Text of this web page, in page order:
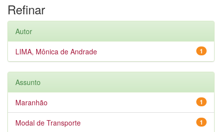
Refinar
Autor
1
LIMA, Mônica de Andrade
Assunto
1
Maranhão
1
Modal de Transporte